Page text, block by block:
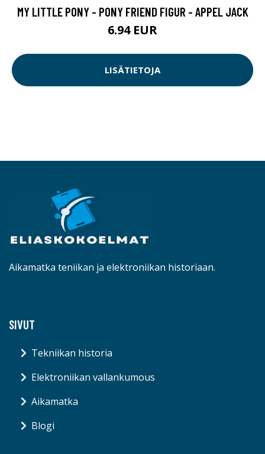
MY LITTLE PONY - PONY FRIEND FIGUR - APPEL JACK
6.94 EUR
LISÄTIETOJA
Aikamatka teniikan ja elektroniikan historiaan.
SIVUT
Tekniikan historia
Elektroniikan vallankumous
Aikamatka
Blogi